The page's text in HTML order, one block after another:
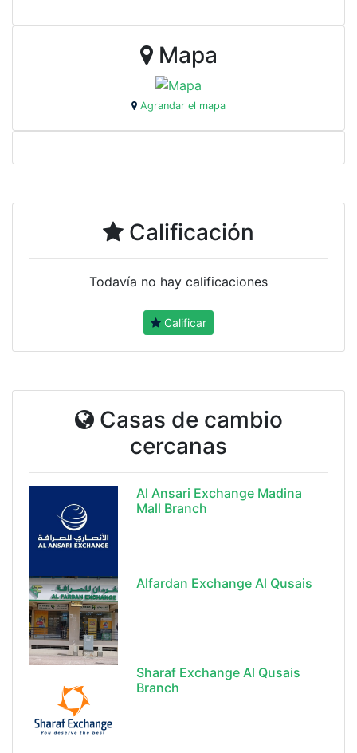
Mapa
Agrandar el mapa
Calificación
Todavía no hay calificaciones
Calificar
Casas de cambio
cercanas
Al Ansari Exchange Madina
Mall Branch
Alfardan Exchange Al Qusais
Sharaf Exchange Al Qusais
Branch